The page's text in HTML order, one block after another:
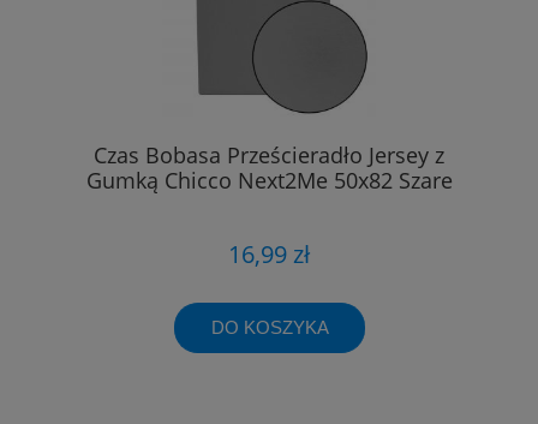
Czas Bobasa Prześcieradło Jersey z
Gumką Chicco Next2Me 50x82 Szare
16,99 zł
DO KOSZYKA